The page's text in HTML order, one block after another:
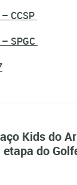
CCSP
SPGC
Kids do
do